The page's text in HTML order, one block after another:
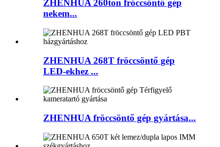
ZHENHUA 260ton fröccsöntő gép
nekem...
ZHENHUA 268T fröccsöntő gép
LED-ekhez ...
ZHENHUA fröccsöntő gép gyártása...